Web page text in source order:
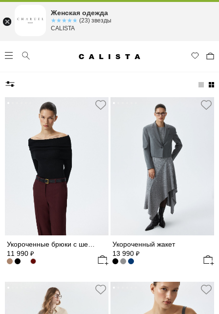
11 990 ₽
Укороченный жакет
13 990 ₽
Женская одежда
☆☆☆☆☆
★★★★★ (23) звезды
CALISTA